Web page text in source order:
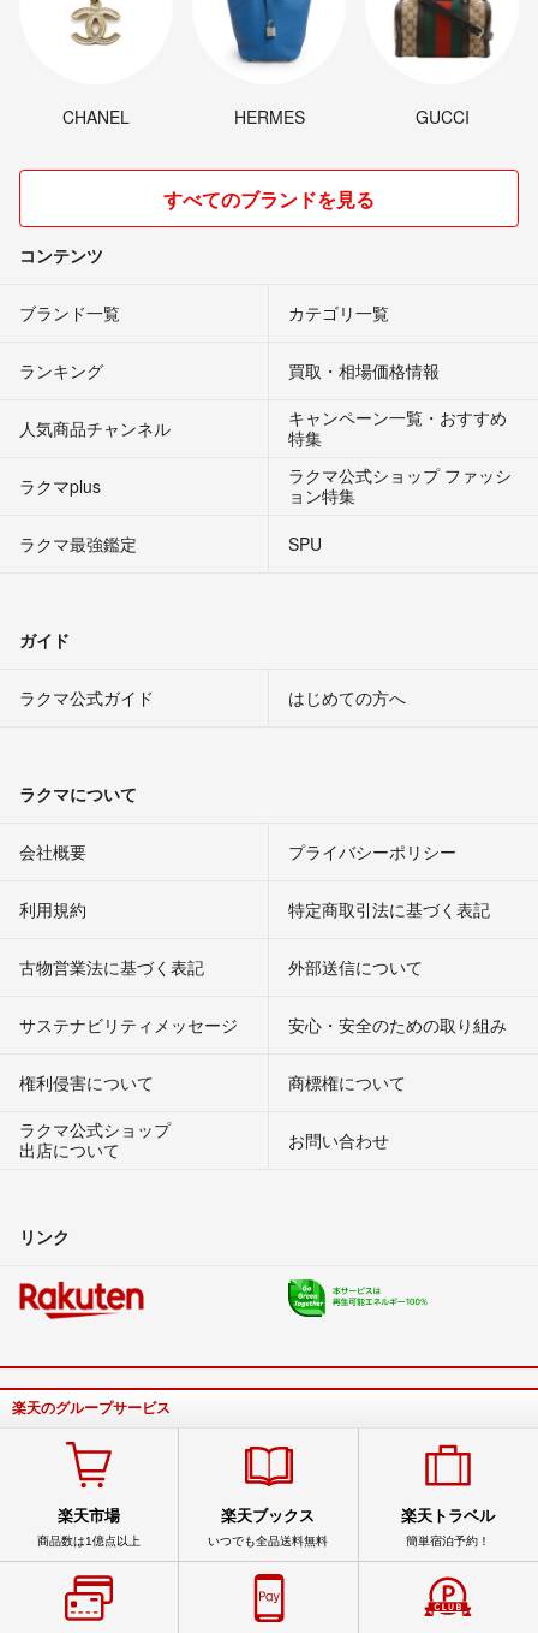
CHANEL HERMES GUCCI
すべてのブランドを見る
コンテンツ
ブランド一覧 カテゴリ一覧
ランキング 買取・相場価格情報
人気商品チャンネル
キャンペーン一覧・おすすめ
特集
ラクマplus
ラクマ公式ショップ ファッシ
ョン特集
ラクマ最強鑑定
SPU
ガイド
ラクマ公式ガイド はじめての方へ
ラクマについて
会社概要 プライバシーポリシー
利用規約 特定商取引法に基づく表記
古物営業法に基づく表記 外部送信について
サステナビリティメッセージ 安心・安全のための取り組み
権利侵害について
商標権について
ラクマ公式ショップ
出店について
お問い合わせ
リンク
楽天のグループサービス
楽天市場
商品数は1億点以上
楽天ブックス
いつでも全品送料無料
楽天トラベル
簡単宿泊予約！